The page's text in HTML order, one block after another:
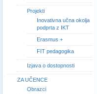
Projekti
Inovativna učna okolja
podprta z IKT
Erasmus +
FIT pedagogika
Izjava o dostopnosti
ZA UČENCE
Obrazci